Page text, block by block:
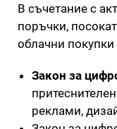
В съчетание с
поръчки,
облачни
Закон за
реклами,